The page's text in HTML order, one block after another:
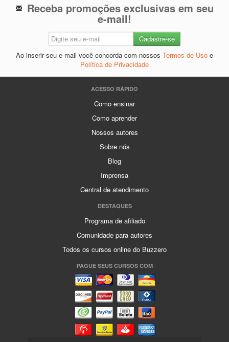
Receba promoções exclusivas em seu
e-mail!
Ao inserir seu e-mail você concorda com nossos Termos de Uso e
Política de Privacidade
ACESSO RÁPIDO
Como ensinar
Como aprender
Nossos autores
Sobre nós
Blog
Imprensa
Central de atendimento
DESTAQUES
Programa de afiliado
Comunidade para autores
Todos os cursos online do Buzzero
PAGUE SEUS CURSOS COM